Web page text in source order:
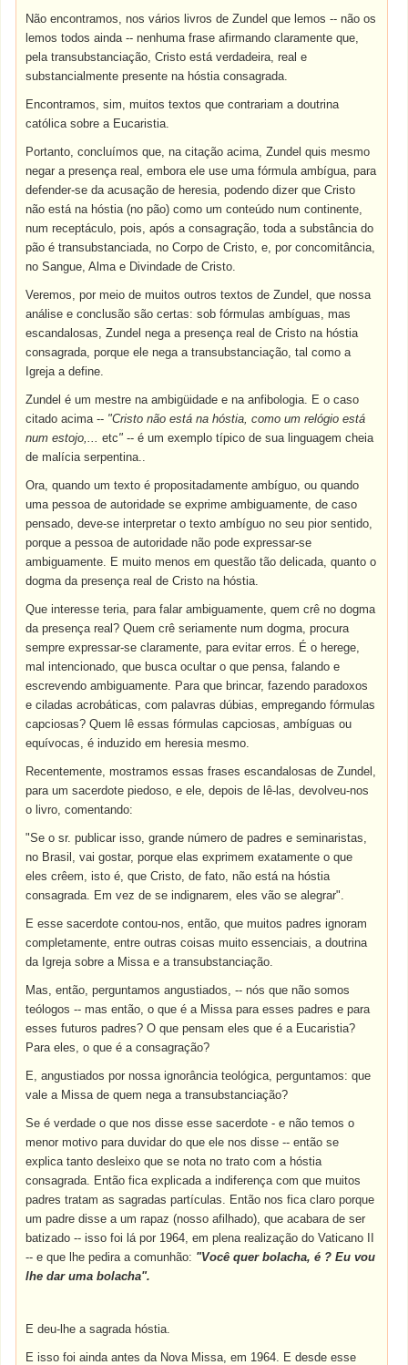
Não encontramos, nos vários livros de Zundel que lemos -- não os
lemos todos ainda -- nenhuma frase afirmando claramente que,
pela transubstanciação, Cristo está verdadeira, real e
substancialmente presente na hóstia consagrada.
Encontramos, sim, muitos textos que contrariam a doutrina
católica sobre a Eucaristia.
Portanto, concluímos que, na citação acima, Zundel quis mesmo
negar a presença real, embora ele use uma fórmula ambígua, para
defender-se da acusação de heresia, podendo dizer que Cristo
não está na hóstia (no pão) como um conteúdo num continente,
num receptáculo, pois, após a consagração, toda a substância do
pão é transubstanciada, no Corpo de Cristo, e, por concomitância,
no Sangue, Alma e Divindade de Cristo.
Veremos, por meio de muitos outros textos de Zundel, que nossa
análise e conclusão são certas: sob fórmulas ambíguas, mas
escandalosas, Zundel nega a presença real de Cristo na hóstia
consagrada, porque ele nega a transubstanciação, tal como a
Igreja a define.
Zundel é um mestre na ambigüidade e na anfibologia. E o caso
citado acima -- "Cristo não está na hóstia, como um relógio está
num estojo,...etc" -- é um exemplo típico de sua linguagem cheia
de malícia serpentina..
Ora, quando um texto é propositadamente ambíguo, ou quando
uma pessoa de autoridade se exprime ambiguamente, de caso
pensado, deve-se interpretar o texto ambíguo no seu pior sentido,
porque a pessoa de autoridade não pode expressar-se
ambiguamente. E muito menos em questão tão delicada, quanto o
dogma da presença real de Cristo na hóstia.
Que interesse teria, para falar ambiguamente, quem crê no dogma
da presença real? Quem crê seriamente num dogma, procura
sempre expressar-se claramente, para evitar erros. É o herege,
mal intencionado, que busca ocultar o que pensa, falando e
escrevendo ambiguamente. Para que brincar, fazendo paradoxos
e ciladas acrobáticas, com palavras dúbias, empregando fórmulas
capciosas? Quem lê essas fórmulas capciosas, ambíguas ou
equívocas, é induzido em heresia mesmo.
Recentemente, mostramos essas frases escandalosas de Zundel,
para um sacerdote piedoso, e ele, depois de lê-las, devolveu-nos
o livro, comentando:
"Se o sr. publicar isso, grande número de padres e seminaristas,
no Brasil, vai gostar, porque elas exprimem exatamente o que
eles crêem, isto é, que Cristo, de fato, não está na hóstia
consagrada. Em vez de se indignarem, eles vão se alegrar".
E esse sacerdote contou-nos, então, que muitos padres ignoram
completamente, entre outras coisas muito essenciais, a doutrina
da Igreja sobre a Missa e a transubstanciação.
Mas, então, perguntamos angustiados, -- nós que não somos
teólogos -- mas então, o que é a Missa para esses padres e para
esses futuros padres? O que pensam eles que é a Eucaristia?
Para eles, o que é a consagração?
E, angustiados por nossa ignorância teológica, perguntamos: que
vale a Missa de quem nega a transubstanciação?
Se é verdade o que nos disse esse sacerdote - e não temos o
menor motivo para duvidar do que ele nos disse -- então se
explica tanto desleixo que se nota no trato com a hóstia
consagrada. Então fica explicada a indiferença com que muitos
padres tratam as sagradas partículas. Então nos fica claro porque
um padre disse a um rapaz (nosso afilhado), que acabara de ser
batizado -- isso foi lá por 1964, em plena realização do Vaticano II
-- e que lhe pedira a comunhão: "Você quer bolacha, é ? Eu vou
lhe dar uma bolacha".
E deu-lhe a sagrada hóstia.
E isso foi ainda antes da Nova Missa, em 1964. E desde esse